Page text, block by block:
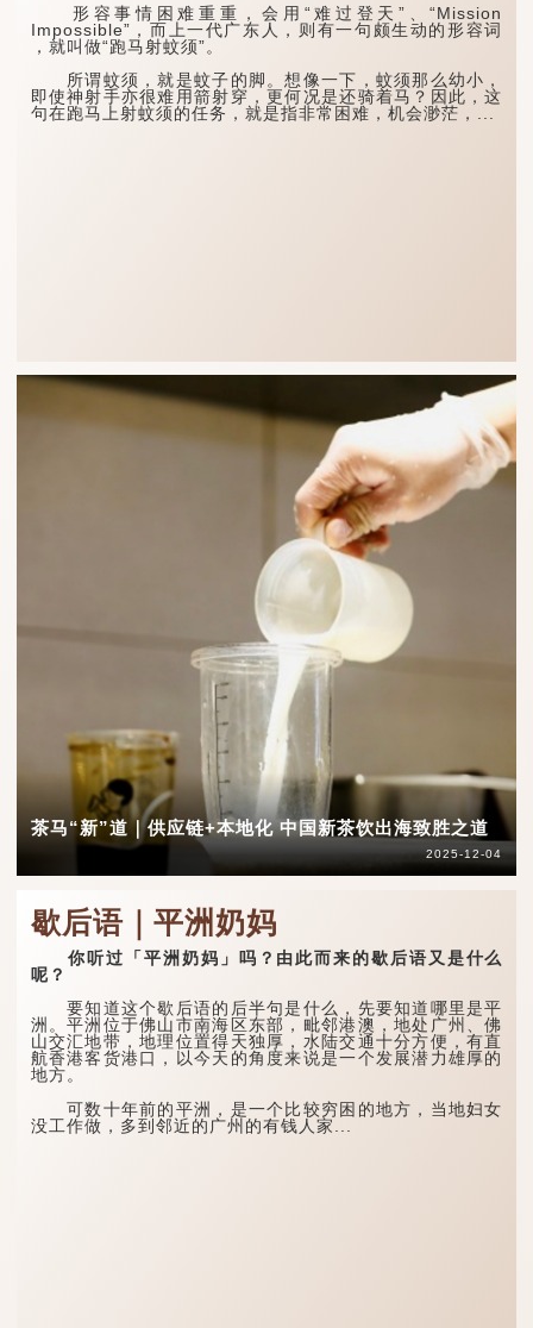
形容事情困难重重，会用“难过登天”、“Mission
Impossible”，而上一代广东人，则有一句颇生动的形容词
，就叫做“跑马射蚊须”。
所谓蚊须，就是蚊子的脚。想像一下，蚊须那么幼小，
即使神射手亦很难用箭射穿，更何况是还骑着马？因此，这
句在跑马上射蚊须的任务，就是指非常困难，机会渺茫，...
茶马“新”道｜供应链+本地化 中国新茶饮出海致胜之道
2025-12-04
歇后语｜平洲奶妈
你听过「平洲奶妈」吗？由此而来的歇后语又是什么
呢？
要知道这个歇后语的后半句是什么，先要知道哪里是平
洲。平洲位于佛山市南海区东部，毗邻港澳，地处广州、佛
山交汇地带，地理位置得天独厚，水陆交通十分方便，有直
航香港客货港口，以今天的角度来说是一个发展潜力雄厚的
地方。
可数十年前的平洲，是一个比较穷困的地方，当地妇女
没工作做，多到邻近的广州的有钱人家...